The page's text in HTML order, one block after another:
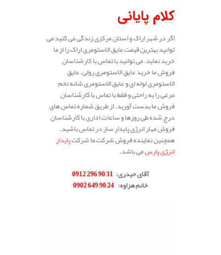
کلام پایانی
اگر در شهر اراک و استان مرکزی زندگی می کنید می
توانید بهترین قیمت عایق الاستومری اراک را از ما
خرید نماید. می توانید با تماس با کارشناسان
فروش ما خرید عایق الاستومری رولی، عایق
الاستومری لوله ای و عایق الاستومری شانه تخم
مرغی را به راحتی و فقط با تماس با کارشناسان
فروش ما بدست آورید. از طریق شماره تماس های
درج شده طی روزها و ساعات اداری با کارشناسان
فروش مهار انرژی پایدار ساز در تماس باشید.
همچنین نماینده فروش شرکت ما شرکتپایدار
انرژی پارسمی باشد.
آقای حیدری:
31 90 296 0912
خانم هزاوه:
24 90 649 0902